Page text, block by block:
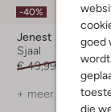
goed
die
-40%
Jenest
Sjaal
€ 49,99
€ 29,99
+ meer kleuren